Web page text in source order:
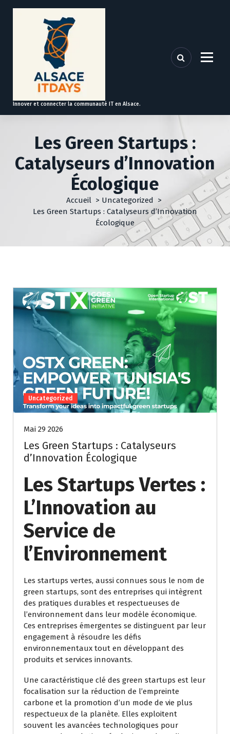
t
Innover et connecter la communauté IT en Alsace.
Les Green Startups :
Catalyseurs d’Innovation
Écologique
Accueil > Uncategorized >
Les Green Startups : Catalyseurs d’Innovation
Écologique
Uncategorized
Mai 29 2026
Les Green Startups : Catalyseurs
d’Innovation Écologique
Les Startups Vertes :
L’Innovation au
Service de
l’Environnement
Les startups vertes, aussi connues sous le nom de
green startups, sont des entreprises qui intègrent
des pratiques durables et respectueuses de
l’environnement dans leur modèle économique.
Ces entreprises émergentes se distinguent par leur
engagement à résoudre les défis
environnementaux tout en développant des
produits et services innovants.
Une caractéristique clé des green startups est leur
focalisation sur la réduction de l’empreinte
carbone et la promotion d’un mode de vie plus
respectueux de la planète. Elles exploitent
souvent les avancées technologiques pour